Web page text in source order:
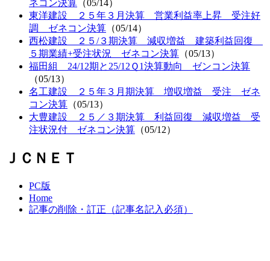
ネコン決算 （05/14）
東洋建設 ２５年３月決算 営業利益率上昇 受注好
調 ゼネコン決算 （05/14）
西松建設 ２５/３期決算 減収増益 建築利益回復
５期業績+受注状況 ゼネコン決算 （05/13）
福田組 24/12期と25/12Ｑ1決算動向 ゼンコン決算
（05/13）
名工建設 ２５年３月期決算 増収増益 受注 ゼネ
コン決算 （05/13）
大豊建設 ２５／３期決算 利益回復 減収増益 受
注状況付 ゼネコン決算 （05/12）
ＪＣＮＥＴ
PC版
Home
記事の削除・訂正（記事名記入必須）